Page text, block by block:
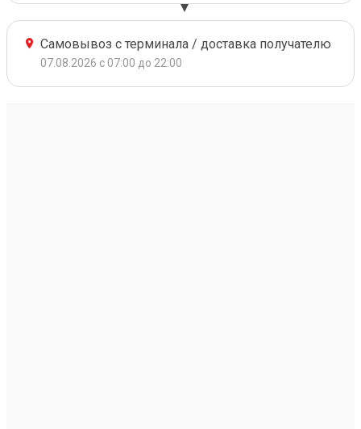
Самовывоз с терминала / доставка получателю
07.08.2026 с 07:00 до 22:00